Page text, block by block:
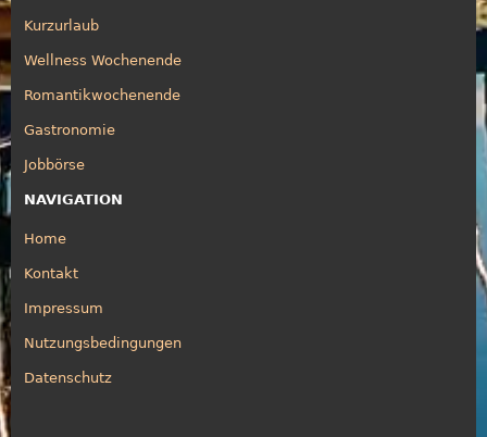
Kurzurlaub
Wellness Wochenende
Romantikwochenende
Gastronomie
Jobbörse
NAVIGATION
Home
Kontakt
Impressum
Nutzungsbedingungen
Datenschutz